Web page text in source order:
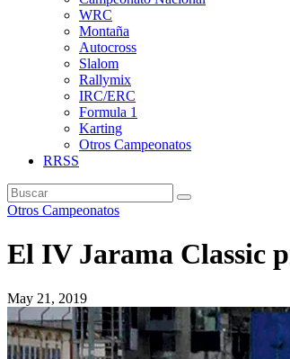
WRC
Montaña
Autocross
Slalom
Rallymix
IRC/ERC
Formula 1
Karting
Otros Campeonatos
RRSS
Otros Campeonatos
El IV Jarama Classic
May 21, 2019